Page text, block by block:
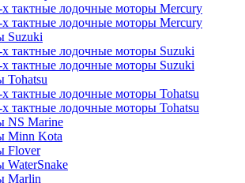
х тактные лодочные моторы Mercury
х тактные лодочные моторы Mercury
Suzuki
х тактные лодочные моторы Suzuki
х тактные лодочные моторы Suzuki
Tohatsu
х тактные лодочные моторы Tohatsu
х тактные лодочные моторы Tohatsu
NS Marine
Minn Kota
Flover
WaterSnake
Marlin